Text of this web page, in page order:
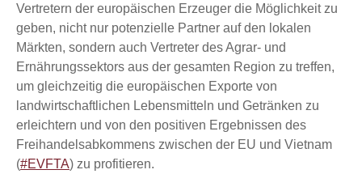
Vertretern der europäischen Erzeuger die Möglichkeit zu
geben, nicht nur potenzielle Partner auf den lokalen
Märkten, sondern auch Vertreter des Agrar- und
Ernährungssektors aus der gesamten Region zu treffen,
um gleichzeitig die europäischen Exporte von
landwirtschaftlichen Lebensmitteln und Getränken zu
erleichtern und von den positiven Ergebnissen des
Freihandelsabkommens zwischen der EU und Vietnam
(#EVFTA) zu profitieren.